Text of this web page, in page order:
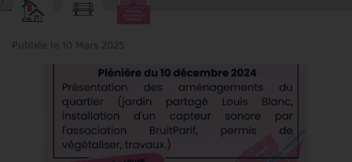
Publiée le 10 Mars 2025